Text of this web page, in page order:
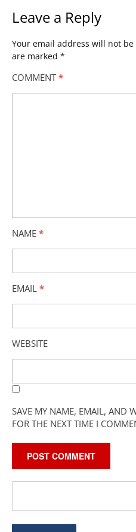
Leave a Reply
Your email address will not
are marked *
COMMENT *
NAME *
EMAIL *
WEBSITE
SAVE MY NAME, EMAIL, AND
FOR THE NEXT TIME I